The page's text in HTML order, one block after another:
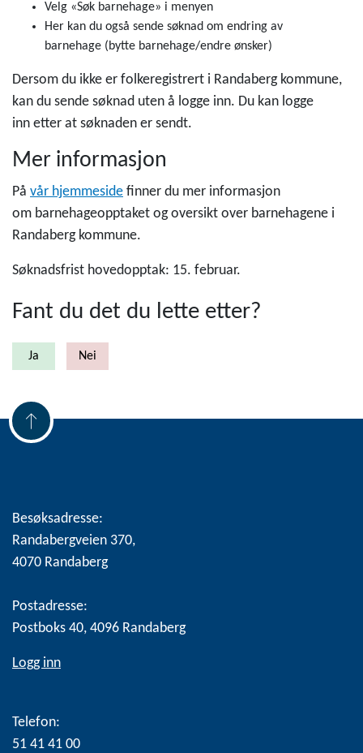
Velg «Søk barnehage» i menyen
Her kan du også sende søknad om endring av
barnehage (bytte barnehage/endre ønsker)
Dersom du ikke er folkeregistrert i Randaberg kommune,
kan du sende søknad uten å logge inn. Du kan logge
inn etter at søknaden er sendt.
Mer informasjon
På vår hjemmeside finner du mer informasjon
om barnehageopptaket og oversikt over barnehagene i
Randaberg kommune.
Søknadsfrist hovedopptak: 15. februar.
Fant du det du lette etter?
Besøksadresse:
Randabergveien 370,
4070 Randaberg
Postadresse:
Postboks 40, 4096 Randaberg
Logg inn
Telefon:
51 41 41 00